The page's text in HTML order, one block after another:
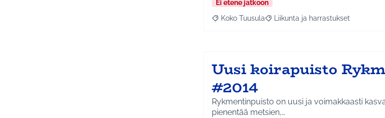
Ei etene jatkoon
Rajaa tulokset aihepiirin mukaan: Koko Tuusula
Koko Tuusula Rajaa tulokset teeman mukaan:
Liikunta ja harrastukset
Uusi koirapuisto
#2014
Rykmentinpuisto on uusi ja voimakkaasti
pienentää metsien,…